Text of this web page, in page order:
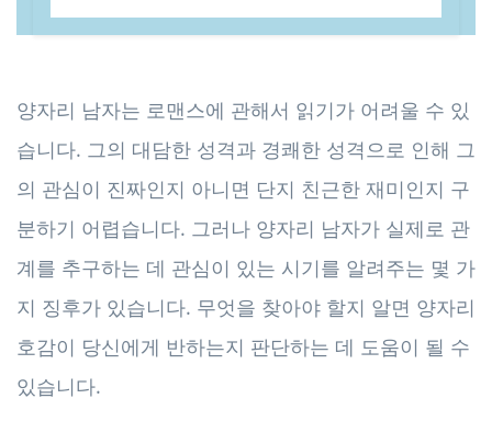
양자리 남자는 로맨스에 관해서 읽기가 어려울 수 있
습니다. 그의 대담한 성격과 경쾌한 성격으로 인해 그
의 관심이 진짜인지 아니면 단지 친근한 재미인지 구
분하기 어렵습니다. 그러나 양자리 남자가 실제로 관
계를 추구하는 데 관심이 있는 시기를 알려주는 몇 가
지 징후가 있습니다. 무엇을 찾아야 할지 알면 양자리
호감이 당신에게 반하는지 판단하는 데 도움이 될 수
있습니다.